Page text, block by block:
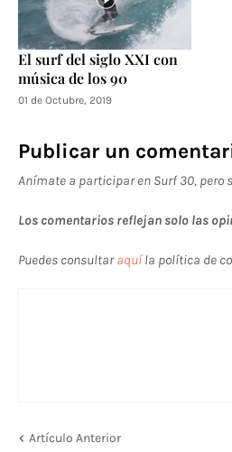
El surf del siglo XXI con
música de los 90
01 de Octubre, 2019
Publicar un
Anímate a participar en Surf 30, pero
Los comentarios reflejan solo las
Puedes consultaraquíla política de
Artículo Anterior